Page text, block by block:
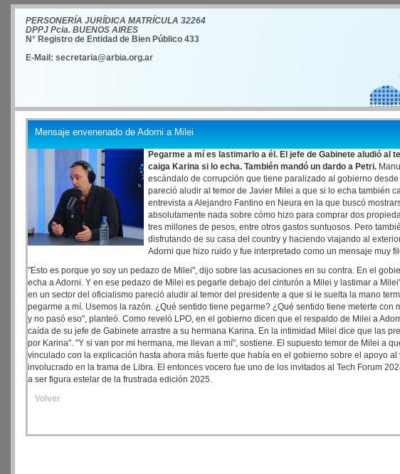
PERSONERÍA JURÍDICA MATRÍCULA 32264
DPPJ Pcia. BUENOS AIRES
N° Registro de Entidad de Bien Público 433
E-Mail: secretaria@arbia.org.ar
Mensaje envenenado de Adorni a Milei
Pegarme a mí es lastimarlo a él. El jefe de Gabinete aludió al
caiga Karina si lo echa. También mandó un dardo a Petri.
escándalo de corrupción que tiene paralizado al gobierno
pareció aludir al temor de Javier Milei a que si lo echa también
entrevista a Alejandro Fantino en Neura en la que buscó
absolutamente nada sobre cómo hizo para comprar dos
tres millones de pesos, entre otros gastos suntuosos. Pero
disfrutando de su casa del country y haciendo viajando al
Adorni que hizo ruido y fue interpretado como un mensaje muy
"Esto es porque yo soy un pedazo de Milei", dijo sobre las acusaciones en su contra. En el
echa a Adorni. Y en ese pedazo de Milei es pegarle debajo del cinturón a Milei y lastimar a
en un sector del oficialismo pareció aludir al temor del presidente a que si le suelta la mano
pegarme a mí. Usemos la razón. ¿Qué sentido tiene pegarme? ¿Qué sentido tiene meterte
y no pasó eso", planteó. Como reveló LPO, en el gobierno dicen que el respaldo de Milei a
caída de su jefe de Gabinete arrastre a su hermana Karina. En la intimidad Milei dice que las
por Karina". "Y si van por mi hermana, me llevan a mí", sostiene. El supuesto temor de Milei a
vinculado con la explicación hasta ahora más fuerte que había en el gobierno sobre el apoyo
involucrado en la trama de Libra. El entonces vocero fue uno de los invitados al Tech Forum
a ser figura estelar de la frustrada edición 2025.
Volver